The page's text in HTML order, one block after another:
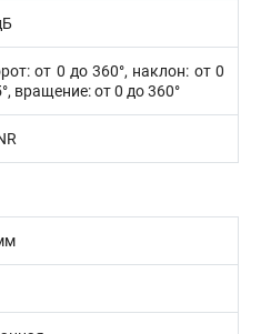
от 0 до 360°, наклон: от 0
вращение: от 0 до 360°